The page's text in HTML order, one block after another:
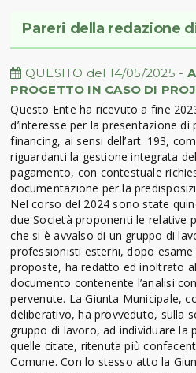
Pareri della redazione
QUESITO del 14/05/2025 -
PROGETTO IN CASO DI
Questo Ente ha ricevuto a fine
d’interesse per la presentazione
financing, ai sensi dell’art. 193,
riguardanti la gestione integrata
pagamento, con contestuale
documentazione per la
Nel corso del 2024 sono state
due Società proponenti le relative
che si è avvalso di un gruppo di
professionisti esterni, dopo
proposte, ha redatto ed inoltrato
documento contenente l’analisi
pervenute. La Giunta Municipale,
deliberativo, ha provveduto, sulla
gruppo di lavoro, ad individuare la
quelle citate, ritenuta più
Comune. Con lo stesso atto la